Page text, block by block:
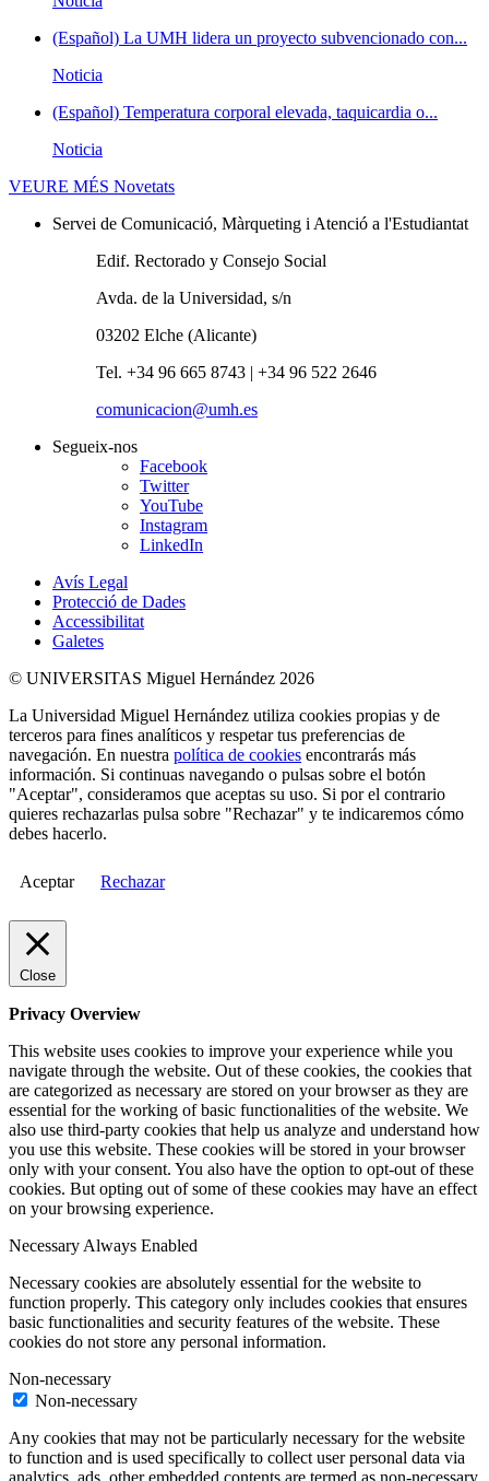
(Español) La UMH lidera un proyecto subvencionado con...
Noticia
(Español) Temperatura corporal elevada, taquicardia o...
Noticia
VEURE MÉS Novetats
Servei de Comunicació, Màrqueting i Atenció a l'Estudiantat
Edif. Rectorado y Consejo Social
Avda. de la Universidad, s/n
03202 Elche (Alicante)
Tel. +34 96 665 8743 | +34 96 522 2646
comunicacion@umh.es
Segueix-nos
Facebook
Twitter
YouTube
Instagram
LinkedIn
Avís Legal
Protecció de Dades
Accessibilitat
Galetes
© UNIVERSITAS Miguel Hernández 2026
La Universidad Miguel Hernández utiliza cookies propias y de
terceros para fines analíticos y respetar tus preferencias de
navegación. En nuestra política de cookies encontrarás más
información. Si continuas navegando o pulsas sobre el botón
"Aceptar", consideramos que aceptas su uso. Si por el contrario
quieres rechazarlas pulsa sobre "Rechazar" y te indicaremos cómo
debes hacerlo.
Aceptar Rechazar
Close
Privacy Overview
This website uses cookies to improve your experience while you
navigate through the website. Out of these cookies, the cookies that
are categorized as necessary are stored on your browser as they are
essential for the working of basic functionalities of the website. We
also use third-party cookies that help us analyze and understand how
you use this website. These cookies will be stored in your browser
only with your consent. You also have the option to opt-out of these
cookies. But opting out of some of these cookies may have an effect
on your browsing experience.
NecessaryAlways Enabled
Necessary cookies are absolutely essential for the website to
function properly. This category only includes cookies that ensures
basic functionalities and security features of the website. These
cookies do not store any personal information.
Non-necessary
Non-necessary
Any cookies that may not be particularly necessary for the website
to function and is used specifically to collect user personal data via